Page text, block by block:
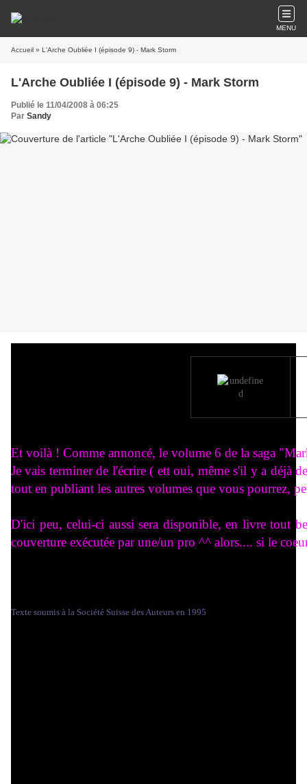
MENU
Accueil » L'Arche Oubliée I (épisode 9) - Mark Storm
L'Arche Oubliée I (épisode 9) - Mark Storm
Publié le 11/04/2008 à 06:25
Par Sandy
Et voilà ! Comme annoncé, le volume 6 de la saga
Je vais terminer de l'écrire ( ett oui, même s'il y a déjà
tout en publiant les autres volumes que vous pourrez,
D'ici peu, celui-ci aussi sera disponible, en livre tout
couverture exécutée par une/un pro ^^ alors.... si le
Texte soumis à la Société Suisse des Auteurs en 1995